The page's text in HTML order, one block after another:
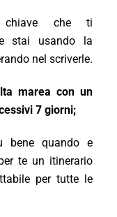
chiave che ti
stai usando la
nel scriverle.
marea con un
7 giorni;
bene quando e
te un itinerario
per tutte le